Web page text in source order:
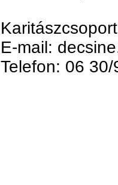
E-mail:
Telefon: 06